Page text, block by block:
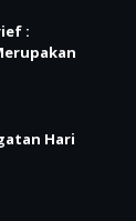
:
Hari